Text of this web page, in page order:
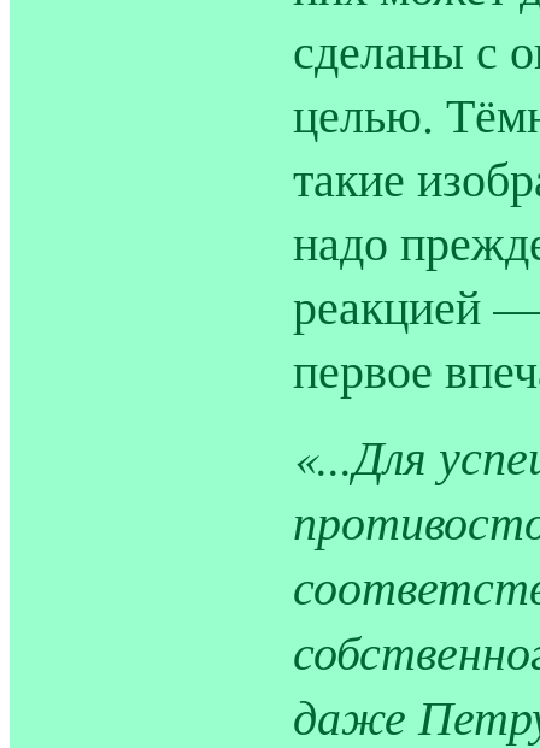
сделаны с
целью.
такие
надо
реакцией —
первое
«...Для
даже